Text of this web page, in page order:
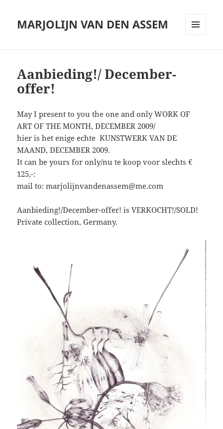
MARJOLIJN VAN DEN ASSEM
Aanbieding!/ December-
offer!
May I present to you the one and only WORK OF
ART OF THE MONTH, DECEMBER 2009/
hier is het enige echte KUNSTWERK VAN DE
MAAND, DECEMBER 2009.
It can be yours for only/nu te koop voor slechts €
125,-:
mail to: marjolijnvandenassem@me.com
Aanbieding!/December-offer! is VERKOCHT!/SOLD!
Private collection, Germany.